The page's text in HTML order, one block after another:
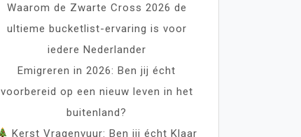
Waarom de Zwarte Cross 2026 de
ultieme bucketlist-ervaring is voor
iedere Nederlander
Emigreren in 2026: Ben jij écht
voorbereid op een nieuw leven in het
buitenland?
Kerst Vragenvuur: Ben jij écht Klaar